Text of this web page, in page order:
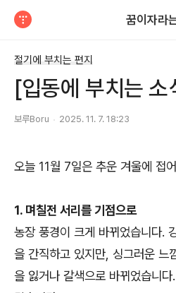
꿈이자라
절기에 부치는 편지
[입동에 부치는
보루Boru 2025. 11. 7. 18:23
오늘 11월 7일은 추운 겨울에 접
1. 며칠전 서리를 기점으로
농장 풍경이 크게 바뀌었습니다.
을 간직하고 있지만, 싱그러운 느
을 잃거나 갈색으로 바뀌었습니